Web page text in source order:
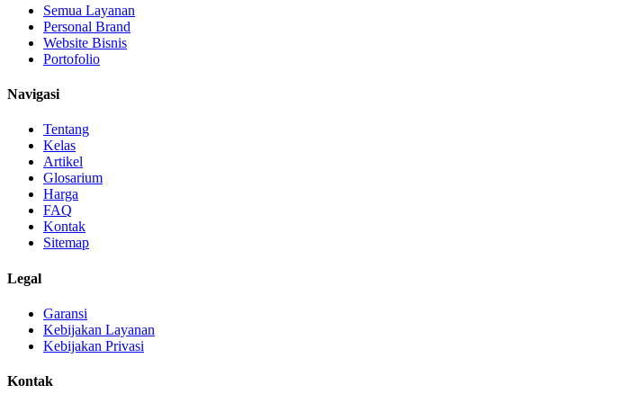
Semua Layanan
Personal Brand
Website Bisnis
Portofolio
Navigasi
Tentang
Kelas
Artikel
Glosarium
Harga
FAQ
Kontak
Sitemap
Legal
Garansi
Kebijakan Layanan
Kebijakan Privasi
Kontak